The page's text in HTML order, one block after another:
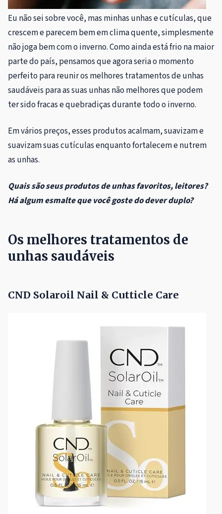
Eu não sei sobre você, mas minhas unhas e cutículas, que
crescem e parecem bem em clima quente, simplesmente
não joga bem com o inverno. Como ainda está frio na maior
parte do país, pensamos que agora seria o momento
perfeito para reunir os melhores tratamentos de unhas
saudáveis ​​para as suas unhas não melhores que podem
ter sido fracas e quebradiças durante todo o inverno.
Em vários preços, esses produtos acalmam, suavizam e
suavizam suas cutículas enquanto fortalecem e nutrem
as unhas.
Quais são seus produtos de unhas favoritos, leitores?
Há algum esmalte que você goste do dever duplo?
Os melhores tratamentos de
unhas saudáveis
CND Solaroil Nail & Cutticle Care